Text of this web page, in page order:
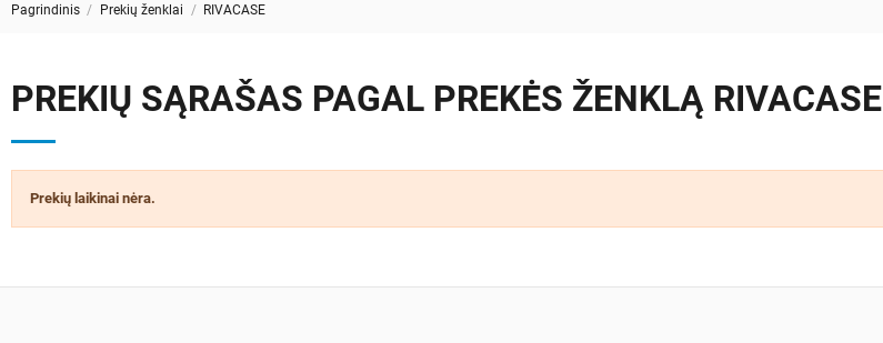
Pagrindinis Prekių ženklai RIVACASE
PREKIŲ SĄRAŠAS PAGAL PREKĖS ŽENKLĄ RIVACASE
Prekių laikinai nėra.